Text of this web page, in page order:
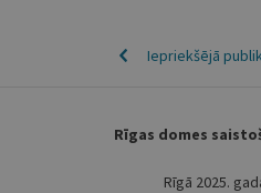
Iepriekšējā
Rīgas domes
Rīgā 2025.